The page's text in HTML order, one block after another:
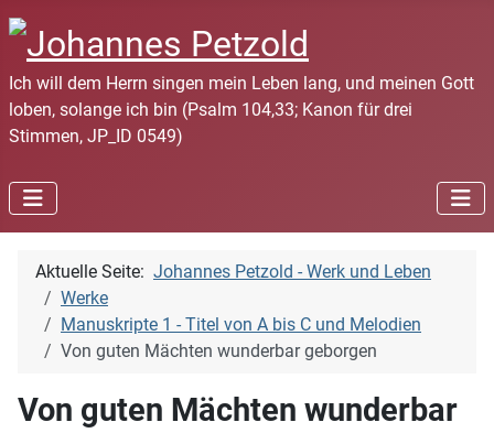
Ich will dem Herrn singen mein Leben lang, und meinen Gott
loben, solange ich bin (Psalm 104,33; Kanon für drei
Stimmen, JP_ID 0549)
Aktuelle Seite: Johannes Petzold - Werk und Leben
Werke
Manuskripte 1 - Titel von A bis C und Melodien
Von guten Mächten wunderbar geborgen
Von guten Mächten wunderbar